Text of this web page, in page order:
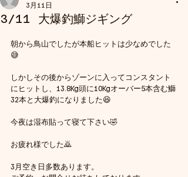
3/11 大爆釣鰤ジギング
3月11日
朝から鳥山でしたが本船ヒットは少なめでした
😅
しかしその後からゾーンに入ってコンスタント
にヒットし、13.8Kg頭に10Kgオーバー5本含む鰤
32本と大爆釣になりました😆
今夜は湿布貼って寝て下さい🤣
お疲れ様でした🙇
3月空き日多数あります。